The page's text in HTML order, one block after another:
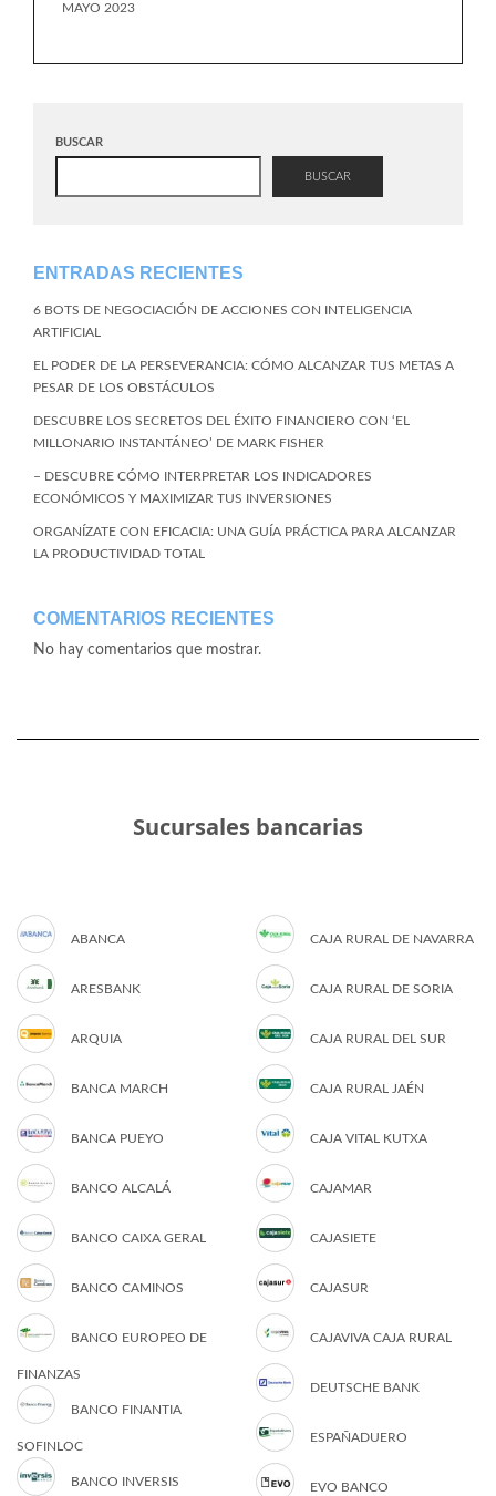
MAYO 2023
BUSCAR
BUSCAR
ENTRADAS RECIENTES
6 BOTS DE NEGOCIACIÓN DE ACCIONES CON INTELIGENCIA
ARTIFICIAL
EL PODER DE LA PERSEVERANCIA: CÓMO ALCANZAR TUS METAS A
PESAR DE LOS OBSTÁCULOS
DESCUBRE LOS SECRETOS DEL ÉXITO FINANCIERO CON ‘EL
MILLONARIO INSTANTÁNEO’ DE MARK FISHER
– DESCUBRE CÓMO INTERPRETAR LOS INDICADORES
ECONÓMICOS Y MAXIMIZAR TUS INVERSIONES
ORGANÍZATE CON EFICACIA: UNA GUÍA PRÁCTICA PARA ALCANZAR
LA PRODUCTIVIDAD TOTAL
COMENTARIOS RECIENTES
No hay comentarios que mostrar.
Sucursales bancarias
ABANCA
ARESBANK
ARQUIA
BANCA MARCH
BANCA PUEYO
BANCO ALCALÁ
BANCO CAIXA GERAL
BANCO CAMINOS
BANCO EUROPEO DE
FINANZAS
BANCO FINANTIA
SOFINLOC
BANCO INVERSIS
CAJA RURAL DE NAVARRA
CAJA RURAL DE SORIA
CAJA RURAL DEL SUR
CAJA RURAL JAÉN
CAJA VITAL KUTXA
CAJAMAR
CAJASIETE
CAJASUR
CAJAVIVA CAJA RURAL
DEUTSCHE BANK
ESPAÑADUERO
EVO BANCO